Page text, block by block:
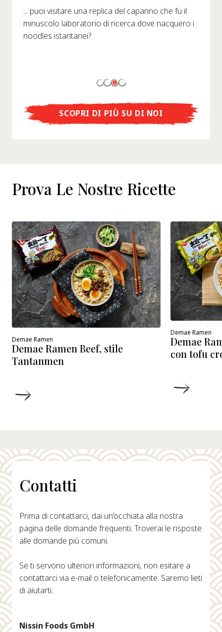
... puoi visitare una replica del capanno che fu il
minuscolo laboratorio di ricerca dove nacquero i
noodles istantanei?
SCOPRI DI PIÙ SU DI NOI
Prova Le Nostre Ricette
Demae Ramen
Demae Ramen Beef, stile
Tantanmen
Demae Ramen
Demae
con tofu
Contatti
Prima di contattarci, dai un’occhiata alla nostra
pagina delle domande frequenti. Troverai le risposte
alle domande più comuni.
Se ti servono ulteriori informazioni, non esitare a
contattarci via e-mail o telefonicamente. Saremo lieti
di aiutarti.
Nissin Foods GmbH